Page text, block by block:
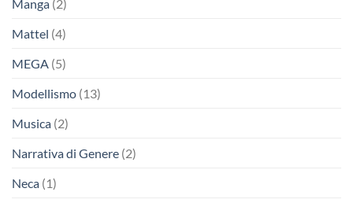
Manga (2)
Mattel (4)
MEGA (5)
Modellismo (13)
Musica (2)
Narrativa di Genere (2)
Neca (1)